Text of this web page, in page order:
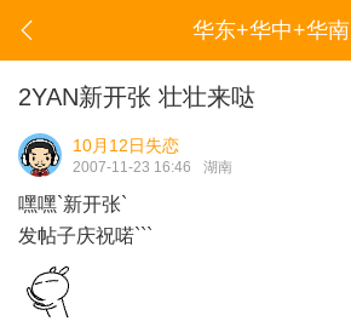
华东+华中+华南
2YAN新开张 壮壮来哒
10月12日失恋
2007-11-23 16:46 湖南
嘿嘿`新开张`
发帖子庆祝喏```